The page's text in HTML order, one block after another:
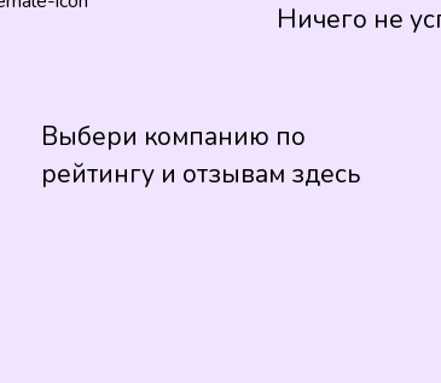
Ничего не
Выбери компанию по
рейтингу и отзывам здесь